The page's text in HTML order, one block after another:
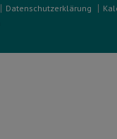
Datenschutzerklärung